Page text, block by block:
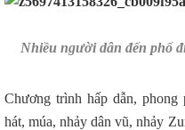
Nhiều người dân đến phố
Chương trình hấp dẫn,
hát, múa, nhảy dân vũ, nhảy